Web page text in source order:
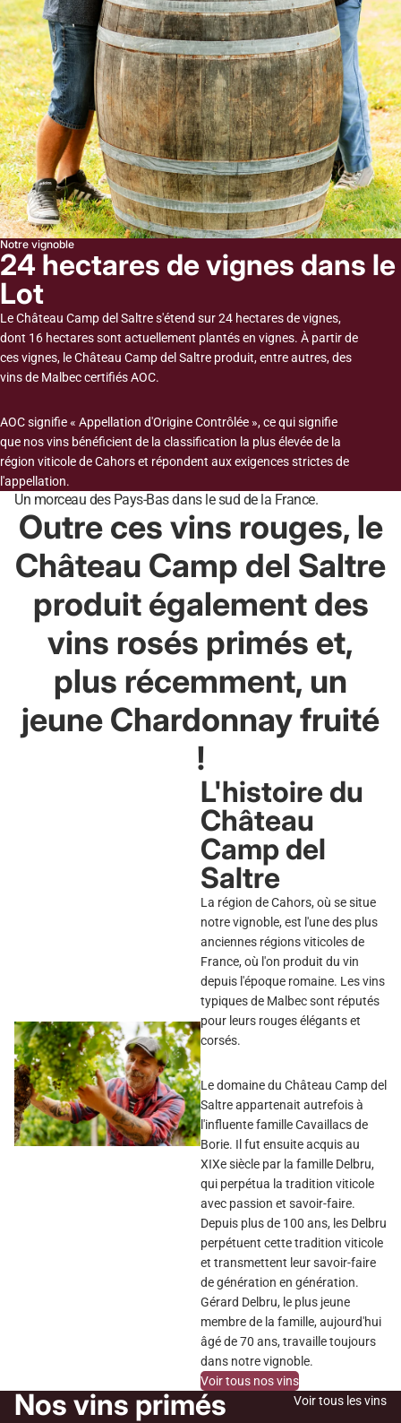
Notre vignoble
24 hectares de vignes dans le
Lot
Le Château Camp del Saltre s'étend sur 24 hectares de vignes,
dont 16 hectares sont actuellement plantés en vignes. À partir de
ces vignes, le Château Camp del Saltre produit, entre autres, des
vins de Malbec certifiés AOC.
AOC signifie « Appellation d'Origine Contrôlée », ce qui signifie
que nos vins bénéficient de la classification la plus élevée de la
région viticole de Cahors et répondent aux exigences strictes de
l'appellation.
Un morceau des Pays-Bas dans le sud de la France.
Outre ces vins rouges, le
Château Camp del Saltre
produit également des
vins rosés primés et,
plus récemment, un
jeune Chardonnay fruité
!
L'histoire du
Château
Camp del
Saltre
La région de Cahors, où se situe
notre vignoble, est l'une des plus
anciennes régions viticoles de
France, où l'on produit du vin
depuis l'époque romaine. Les vins
typiques de Malbec sont réputés
pour leurs rouges élégants et
corsés.
Le domaine du Château Camp del
Saltre appartenait autrefois à
l'influente famille Cavaillacs de
Borie. Il fut ensuite acquis au
XIXe siècle par la famille Delbru,
qui perpétua la tradition viticole
avec passion et savoir-faire.
Depuis plus de 100 ans, les Delbru
perpétuent cette tradition viticole
et transmettent leur savoir-faire
de génération en génération.
Gérard Delbru, le plus jeune
membre de la famille, aujourd'hui
âgé de 70 ans, travaille toujours
dans notre vignoble.
Voir tous nos vins
Nos vins primés Voir tous les vins